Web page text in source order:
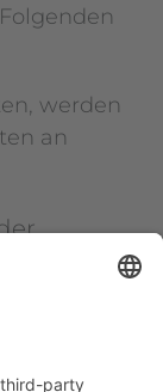
werden
an